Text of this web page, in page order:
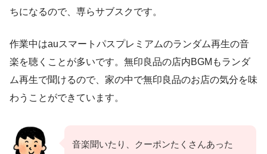
ちになるので、専らサブスクです。
作業中はauスマートパスプレミアムのランダム再生の音
楽を聴くことが多いです。無印良品の店内BGMもランダ
ム再生で聞けるので、家の中で無印良品のお店の気分を味
わうことができています。
音楽聞いたり、クーポンたくさんあった